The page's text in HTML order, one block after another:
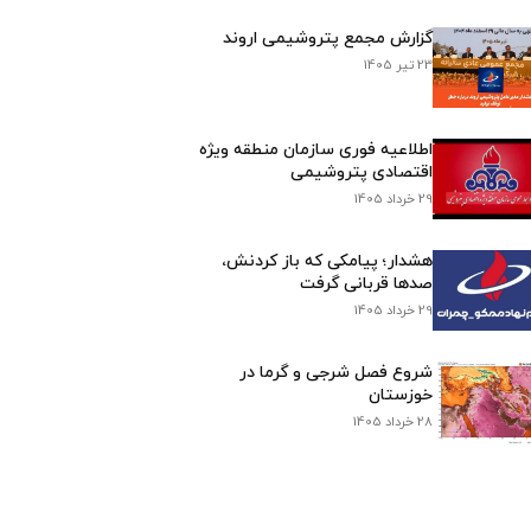
گزارش مجمع پتروشیمی اروند
23 تیر 1405
اطلاعیه فوری سازمان منطقه ویژه
اقتصادی پتروشیمی
29 خرداد 1405
هشدار؛ پیامکی که باز کردنش،
صدها قربانی گرفت
29 خرداد 1405
شروع فصل شرجی و گرما در
خوزستان
28 خرداد 1405